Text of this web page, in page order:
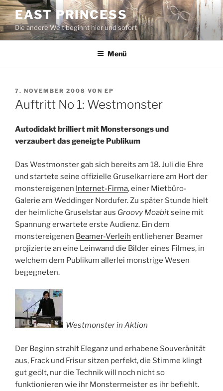
Zum
Inhalt
springen
EAST PRINCESS
Die andere Welt beginnt hier und sofort
Menü
VERÖFFENTLICHT
AM
7. NOVEMBER 2008 VON EP
Auftritt No 1: Westmonster
Autodidakt brilliert mit Monstersongs und
verzaubert das geneigte Publikum
Das Westmonster gab sich bereits am 18. Juli die Ehre
und startete seine offizielle Gruselkarriere am Hort der
monstereigenen Internet-Firma, einer Mietbüro-
Galerie am Weddinger Nordufer. Zu später Stunde hielt
der heimliche Gruselstar aus Groovy Moabitseine mit
Spannung erwartete erste Audienz. Ein dem
monstereigenen Beamer-Verleih entliehener Beamer
projizierte an eine Leinwand die Bilder eines Filmes, in
welchem dem Publikum allerlei monstrige Wesen
begegneten.
Westmonster in Aktion
Der Beginn strahlt Eleganz und erhabene Souveränität
aus, Frack und Frisur sitzen perfekt, die Stimme klingt
gut geölt, nur die Technik will noch nicht so
funktionieren wie ihr Monstermeister es ihr befiehlt.